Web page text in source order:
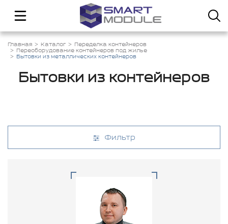
Главная Каталог
Переделка контейнеров
Переоборудование контейнеров под жилье
Бытовки из металлических контейнеров
Бытовки из контейнеров
Фильтр